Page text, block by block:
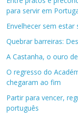
para servir em
Envelhecer sem estar
Quebrar barreiras:
A Castanha, o ouro
O regresso do
chegaram ao fim
Partir para vencer,
português